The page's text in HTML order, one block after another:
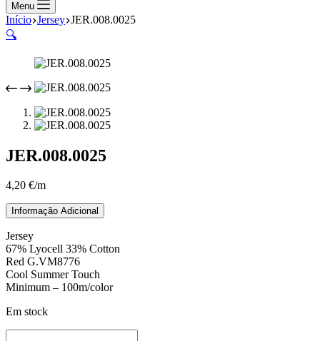
Menu
Início Jersey JER.008.0025
🔍
JER.008.0025
4,20 €/m
Informação Adicional
Jersey
67% Lyocell 33% Cotton
Red G.VM8776
Cool Summer Touch
Minimum – 100m/color
Em stock